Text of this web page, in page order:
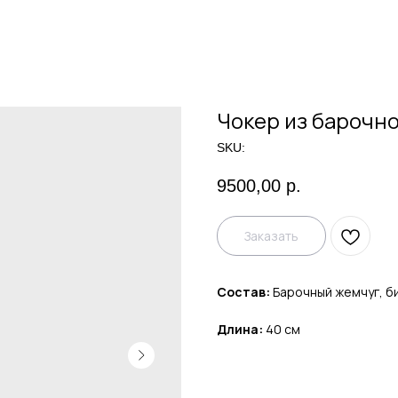
Чокер из
SKU:
9500,00 р.
Заказать
Состав: Барочный жемчуг,
Длина: 40 см